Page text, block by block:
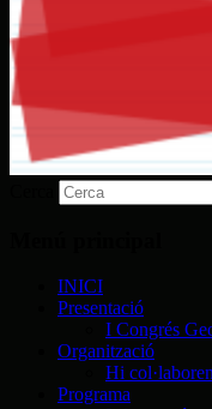
INICI
Presentació
I Congrés
Organització
Hi
Programa